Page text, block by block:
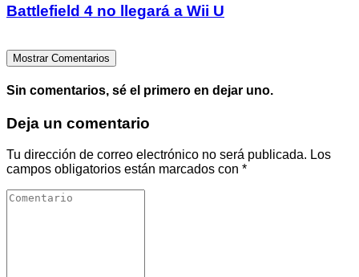
Battlefield 4 no llegará a Wii U
Mostrar Comentarios
Sin comentarios, sé el primero en dejar uno.
Deja un comentario
Tu dirección de correo electrónico no será publicada. Los
campos obligatorios están marcados con *